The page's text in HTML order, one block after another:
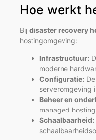
Hoe werkt
Bij disaster recovery
hostingomgeving:
Infrastructuur:
moderne
Configuratie:
serveromgeving
Beheer en
managed
Schaalbaarheid: